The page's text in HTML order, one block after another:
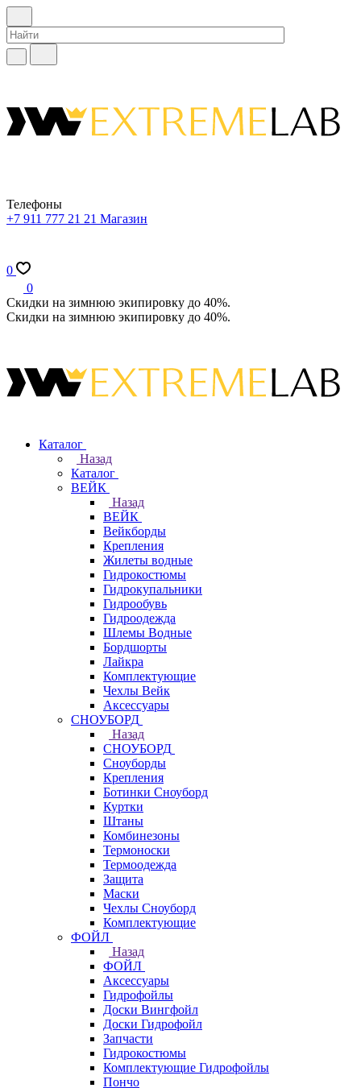
Телефоны
+7 911 777 21 21 Магазин
0
0
Скидки на зимнюю экипировку до 40%.
Скидки на зимнюю экипировку до 40%.
Каталог
Назад
Каталог
ВЕЙК
Назад
ВЕЙК
Вейкборды
Крепления
Жилеты водные
Гидрокостюмы
Гидрокупальники
Гидрообувь
Гидроодежда
Шлемы Водные
Бордшорты
Лайкра
Комплектующие
Чехлы Вейк
Аксессуары
СНОУБОРД
Назад
СНОУБОРД
Сноуборды
Крепления
Ботинки Сноуборд
Куртки
Штаны
Комбинезоны
Термоноски
Термоодежда
Защита
Маски
Чехлы Сноуборд
Комплектующие
ФОЙЛ
Назад
ФОЙЛ
Аксессуары
Гидрофойлы
Доски Вингфойл
Доски Гидрофойл
Запчасти
Гидрокостюмы
Комплектующие Гидрофойлы
Пончо